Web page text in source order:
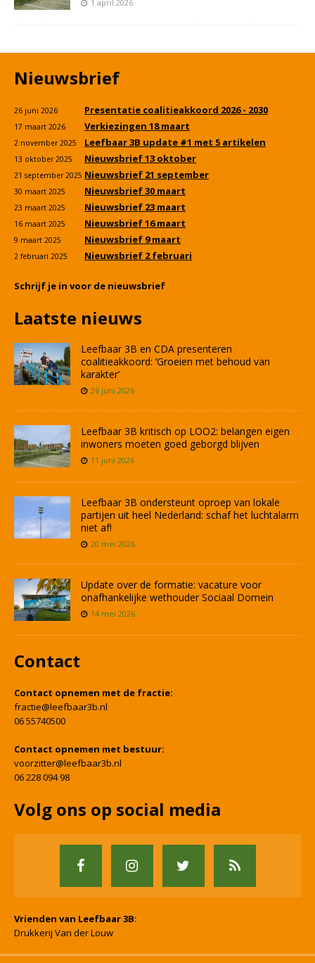
1 april 2026
Nieuwsbrief
26 juni 2026 Presentatie coalitieakkoord 2026 - 2030
17 maart 2026 Verkiezingen 18 maart
2 november 2025 Leefbaar 3B update #1 met 5 artikelen
13 oktober 2025 Nieuwsbrief 13 oktober
21 september 2025 Nieuwsbrief 21 september
30 maart 2025 Nieuwsbrief 30 maart
23 maart 2025 Nieuwsbrief 23 maart
16 maart 2025 Nieuwsbrief 16 maart
9 maart 2025 Nieuwsbrief 9 maart
2 februari 2025 Nieuwsbrief 2 februari
Schrijf je in voor de nieuwsbrief
Laatste nieuws
Leefbaar 3B en CDA presenteren
coalitieakkoord: ‘Groeien met behoud van
karakter’
26 juni 2026
Leefbaar 3B kritisch op LOO2: belangen eigen
inwoners moeten goed geborgd blijven
11 juni 2026
Leefbaar 3B ondersteunt oproep van lokale
partijen uit heel Nederland: schaf het luchtalarm
niet af!
20 mei 2026
Update over de formatie: vacature voor
onafhankelijke wethouder Sociaal Domein
14 mei 2026
Contact
Contact opnemen met de fractie:
fractie@leefbaar3b.nl
06 55740500
Contact opnemen met bestuur:
voorzitter@leefbaar3b.nl
06 228 094 98
Volg ons op social media
Vrienden van Leefbaar 3B:
Drukkerij Van der Louw